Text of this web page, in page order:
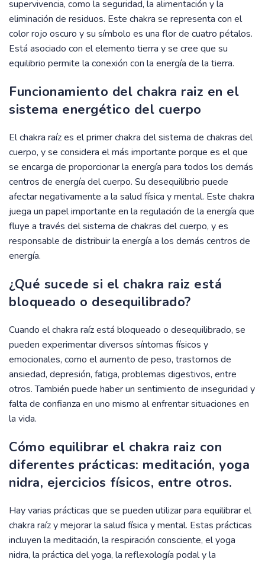
supervivencia, como la seguridad, la alimentación y la
eliminación de residuos. Este chakra se representa con el
color rojo oscuro y su símbolo es una flor de cuatro pétalos.
Está asociado con el elemento tierra y se cree que su
equilibrio permite la conexión con la energía de la tierra.
Funcionamiento del chakra raiz en el
sistema energético del cuerpo
El chakra raíz es el primer chakra del sistema de chakras del
cuerpo, y se considera el más importante porque es el que
se encarga de proporcionar la energía para todos los demás
centros de energía del cuerpo. Su desequilibrio puede
afectar negativamente a la salud física y mental. Este chakra
juega un papel importante en la regulación de la energía que
fluye a través del sistema de chakras del cuerpo, y es
responsable de distribuir la energía a los demás centros de
energía.
¿Qué sucede si el chakra raiz está
bloqueado o desequilibrado?
Cuando el chakra raíz está bloqueado o desequilibrado, se
pueden experimentar diversos síntomas físicos y
emocionales, como el aumento de peso, trastornos de
ansiedad, depresión, fatiga, problemas digestivos, entre
otros. También puede haber un sentimiento de inseguridad y
falta de confianza en uno mismo al enfrentar situaciones en
la vida.
Cómo equilibrar el chakra raiz con
diferentes prácticas: meditación, yoga
nidra, ejercicios físicos, entre otros.
Hay varias prácticas que se pueden utilizar para equilibrar el
chakra raíz y mejorar la salud física y mental. Estas prácticas
incluyen la meditación, la respiración consciente, el yoga
nidra, la práctica del yoga, la reflexología podal y la